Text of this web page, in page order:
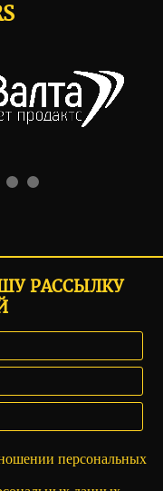
РАССЫЛКУ
персональных